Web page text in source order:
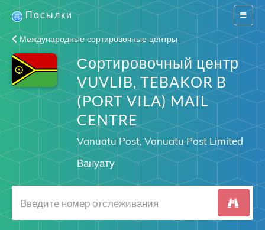
Switch
Посылки
Международные сортировочные центры
Сортировочный центр
VUVLIB, TEBAKOR B
(PORT VILA) MAIL
CENTRE
Vanuatu Post, Vanuatu Post Limited
Вануату